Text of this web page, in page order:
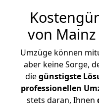
von
Umzüge können
aber keine Sorge,
diegünstigste
professionellen
stets daran, Ihnen